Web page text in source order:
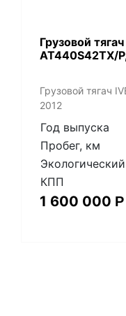
Грузовой
AT440S42TX/
Грузовой тягач
2012
Год выпуска
Пробег, км
КПП
1 600 000 Р